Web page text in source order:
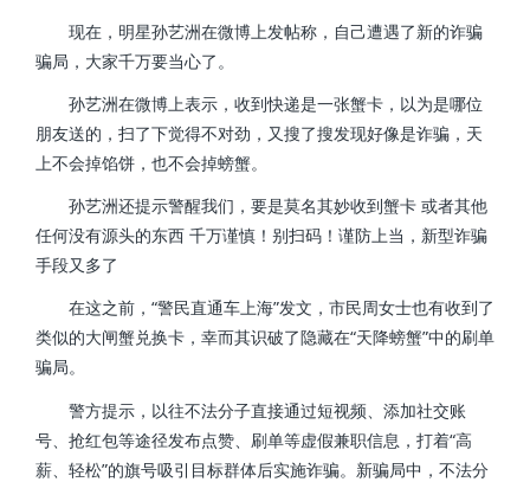
现在，明星孙艺洲在微博上发帖称，自己遭遇了新的诈骗
骗局，大家千万要当心了。
孙艺洲在微博上表示，收到快递是一张蟹卡，以为是哪位
朋友送的，扫了下觉得不对劲，又搜了搜发现好像是诈骗，天
上不会掉馅饼，也不会掉螃蟹。
孙艺洲还提示警醒我们，要是莫名其妙收到蟹卡 或者其他
任何没有源头的东西 千万谨慎！别扫码！谨防上当，新型诈骗
手段又多了
在这之前，“警民直通车上海”发文，市民周女士也有收到了
类似的大闸蟹兑换卡，幸而其识破了隐藏在“天降螃蟹”中的刷单
骗局。
警方提示，以往不法分子直接通过短视频、添加社交账
号、抢红包等途径发布点赞、刷单等虚假兼职信息，打着“高
薪、轻松”的旗号吸引目标群体后实施诈骗。新骗局中，不法分